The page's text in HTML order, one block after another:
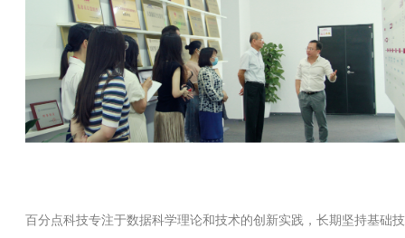
百分点科技专注于数据科学理论和技术的创新实践，长期坚持基础技